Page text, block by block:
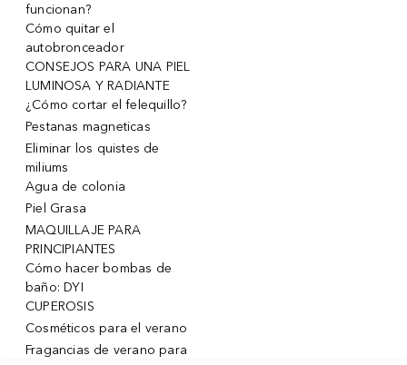
funcionan?
Cómo quitar el
autobronceador
CONSEJOS PARA UNA PIEL
LUMINOSA Y RADIANTE
¿Cómo cortar el felequillo?
Pestanas magneticas
Eliminar los quistes de
miliums
Agua de colonia
Piel Grasa
MAQUILLAJE PARA
PRINCIPIANTES
Cómo hacer bombas de
baño: DYI
CUPEROSIS
Cosméticos para el verano
Fragancias de verano para